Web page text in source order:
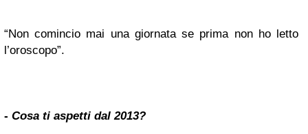
“Non comincio mai una giornata se prima non ho letto
l’oroscopo”.
- Cosa ti aspetti dal 2013?